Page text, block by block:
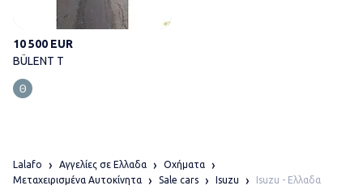
10 500 EUR
BÜLENT T
Lalafo Αγγελίες σε Ελλαδα
Οχήματα
Μεταχειρισμένα Αυτοκίνητα
Sale cars Isuzu Isuzu - Ελλαδα